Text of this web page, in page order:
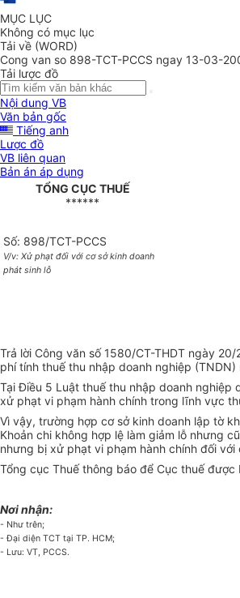
MỤC LỤC
Không có mục lục
Tải về (WORD)
Cong van so 898-TCT-PCCS ngay 13-03-
Tải lược đồ
Nội dung VB
Văn bản gốc
Tiếng anh
Lược đồ
VB liên quan
Bản án áp dụng
TỔNG CỤC THUẾ
******
Số: 898/TCT-PCCS
V/v: Xử phạt đối với cơ sở kinh doanh
phát sinh lỗ
Trả lời Công văn số 1580/CT-THDT ngày
phí tính thuế thu nhập doanh nghiệp
Tại Điều 5 Luật thuế thu nhập doanh nghiệp
xử phạt vi phạm hành chính trong lĩnh vực
Vì vậy, trường hợp cơ sở kinh doanh lập tờ
Khoản chi không hợp lệ làm giảm lỗ nhưng
nhưng bị xử phạt vi phạm hành chính đối
Tổng cục Thuế thông báo để Cục thuế được
Nơi nhận:
- Như trên;
- Đại diện TCT tại TP. HCM;
- Lưu: VT, PCCS.